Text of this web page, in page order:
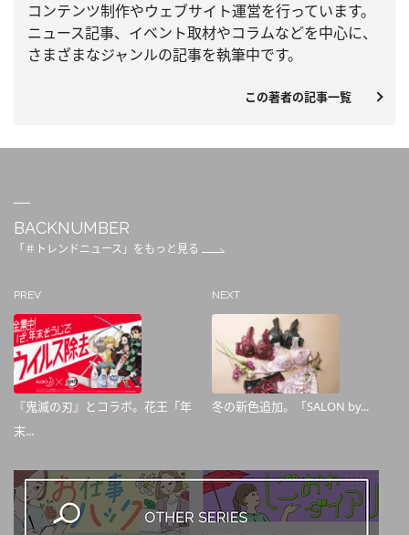
コンテンツ制作やウェブサイト運営を行っています。
ニュース記事、 イベント取材やコラムなどを中心に、
さまざまなジャンルの記事を執筆中です。
この著者の記事一覧
BACKNUMBER
「＃トレンドニュース」をもっと見る
PREV
『鬼滅の刃』とコラボ。花王「年
末...
NEXT
冬の新色追加。「SALON by...